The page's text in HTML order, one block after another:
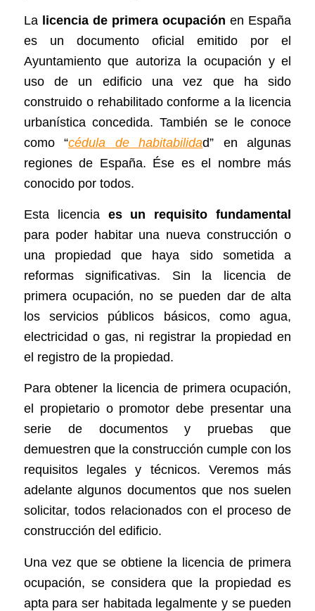
La licencia de primera ocupación en España
es un documento oficial emitido por el
Ayuntamiento que autoriza la ocupación y el
uso de un edificio una vez que ha sido
construido o rehabilitado conforme a la licencia
urbanística concedida. También se le conoce
como “cédula de habitabilidad” en algunas
regiones de España. Ése es el nombre más
conocido por todos.
Esta licencia es un requisito fundamental
para poder habitar una nueva construcción o
una propiedad que haya sido sometida a
reformas significativas. Sin la licencia de
primera ocupación, no se pueden dar de alta
los servicios públicos básicos, como agua,
electricidad o gas, ni registrar la propiedad en
el registro de la propiedad.
Para obtener la licencia de primera ocupación,
el propietario o promotor debe presentar una
serie de documentos y pruebas que
demuestren que la construcción cumple con los
requisitos legales y técnicos. Veremos más
adelante algunos documentos que nos suelen
solicitar, todos relacionados con el proceso de
construcción del edificio.
Una vez que se obtiene la licencia de primera
ocupación, se considera que la propiedad es
apta para ser habitada legalmente y se pueden